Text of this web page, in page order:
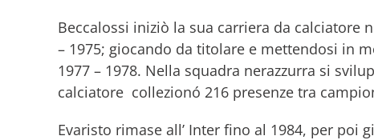
Beccalossi iniziò la sua carriera da calciatore
– 1975; giocando da titolare e mettendosi in
1977 – 1978. Nella squadra nerazzurra si
calciatore collezionó 216 presenze tra
Evaristo rimase all’ Inter fino al 1984, per